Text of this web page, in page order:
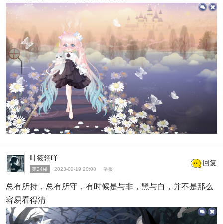
叶筱翎吖
第24楼 2023-02-19 20:08 举报
回复
总有所持，总有所守，有时候是与非，黑与白，并不是那么
容易看得清